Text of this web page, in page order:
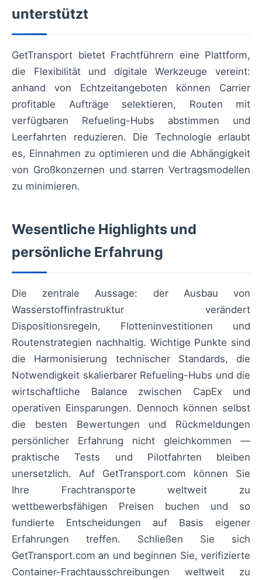
unterstützt
GetTransport bietet Frachtführern eine Plattform,
die Flexibilität und digitale Werkzeuge vereint:
anhand von Echtzeitangeboten können Carrier
profitable Aufträge selektieren, Routen mit
verfügbaren Refueling-Hubs abstimmen und
Leerfahrten reduzieren. Die Technologie erlaubt
es, Einnahmen zu optimieren und die Abhängigkeit
von Großkonzernen und starren Vertragsmodellen
zu minimieren.
Wesentliche Highlights und
persönliche Erfahrung
Die zentrale Aussage: der Ausbau von
Wasserstoffinfrastruktur verändert
Dispositionsregeln, Flotteninvestitionen und
Routenstrategien nachhaltig. Wichtige Punkte sind
die Harmonisierung technischer Standards, die
Notwendigkeit skalierbarer Refueling-Hubs und die
wirtschaftliche Balance zwischen CapEx und
operativen Einsparungen. Dennoch können selbst
die besten Bewertungen und Rückmeldungen
persönlicher Erfahrung nicht gleichkommen —
praktische Tests und Pilotfahrten bleiben
unersetzlich. Auf GetTransport.com können Sie
Ihre Frachtransporte weltweit zu
wettbewerbsfähigen Preisen buchen und so
fundierte Entscheidungen auf Basis eigener
Erfahrungen treffen. Schließen Sie sich
GetTransport.com an und beginnen Sie, verifizierte
Container-Frachtausschreibungen weltweit zu